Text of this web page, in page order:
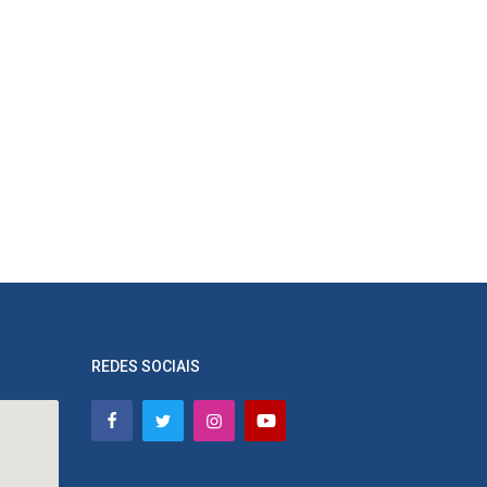
REDES SOCIAIS